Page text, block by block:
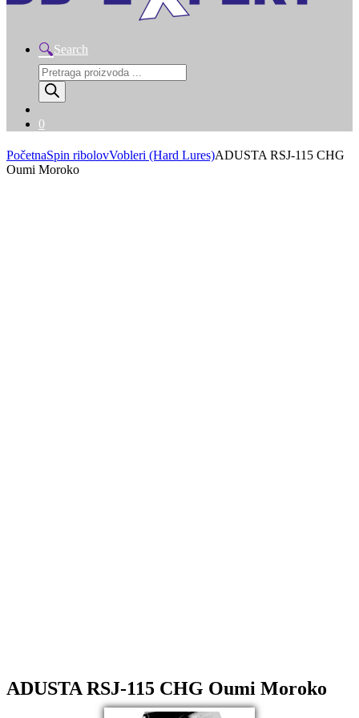
Search
Products
search
0
PočetnaSpin ribolovVobleri (Hard Lures)ADUSTA RSJ-115 CHG
Oumi Moroko
ADUSTA RSJ-115 CHG Oumi Moroko